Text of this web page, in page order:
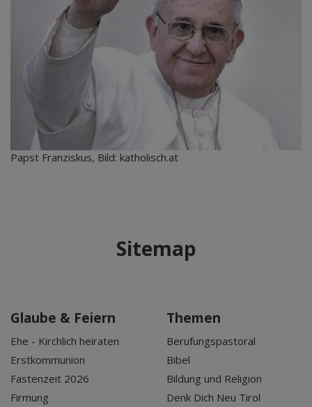
Papst Franziskus, Bild: katholisch.at
Sitemap
Glaube & Feiern
Ehe - Kirchlich heiraten
Erstkommunion
Fastenzeit 2026
Firmung
Themen
Berufungspastoral
Bibel
Bildung und Religion
Denk Dich Neu Tirol